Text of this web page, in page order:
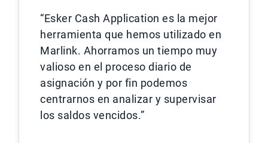
“Esker Cash Application es la mejor
herramienta que hemos utilizado en
Marlink. Ahorramos un tiempo muy
valioso en el proceso diario de
asignación y por fin podemos
centrarnos en analizar y supervisar
los saldos vencidos.”